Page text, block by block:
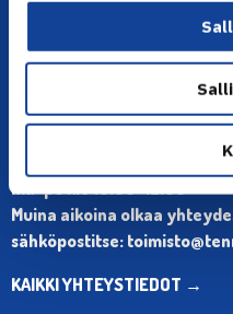
YHTEYSTIEDOT
Olympiastadion, Paavo
ma-pe klo 10.00-12.00
Muina aikoina olkaa
sähköpostitse:
KAIKKI YHTEYSTIEDOT →